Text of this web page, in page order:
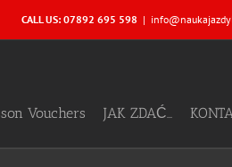
CALL US: 07892 695 598 |
Vouchers JAK ZDAĆ…